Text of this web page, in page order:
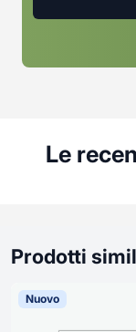
Le
Prodotti
Nuovo